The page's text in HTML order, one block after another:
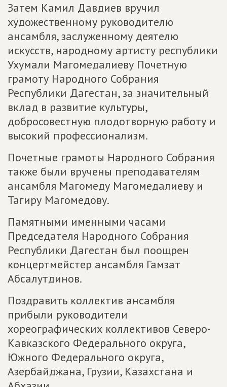
Затем Камил Давдиев вручил
художественному руководителю
ансамбля, заслуженному деятелю
искусств, народному артисту республики
Ухумали Магомедалиеву Почетную
грамоту Народного Собрания
Республики Дагестан, за значительный
вклад в развитие культуры,
добросовестную плодотворную работу и
высокий профессионализм.
Почетные грамоты Народного Собрания
также были вручены преподавателям
ансамбля Магомеду Магомедалиеву и
Тагиру Магомедову.
Памятными именными часами
Председателя Народного Собрания
Республики Дагестан был поощрен
концертмейстер ансамбля Гамзат
Абсалутдинов.
Поздравить коллектив ансамбля
прибыли руководители
хореографических коллективов Северо-
Кавказского Федерального округа,
Южного Федерального округа,
Азербайджана, Грузии, Казахстана и